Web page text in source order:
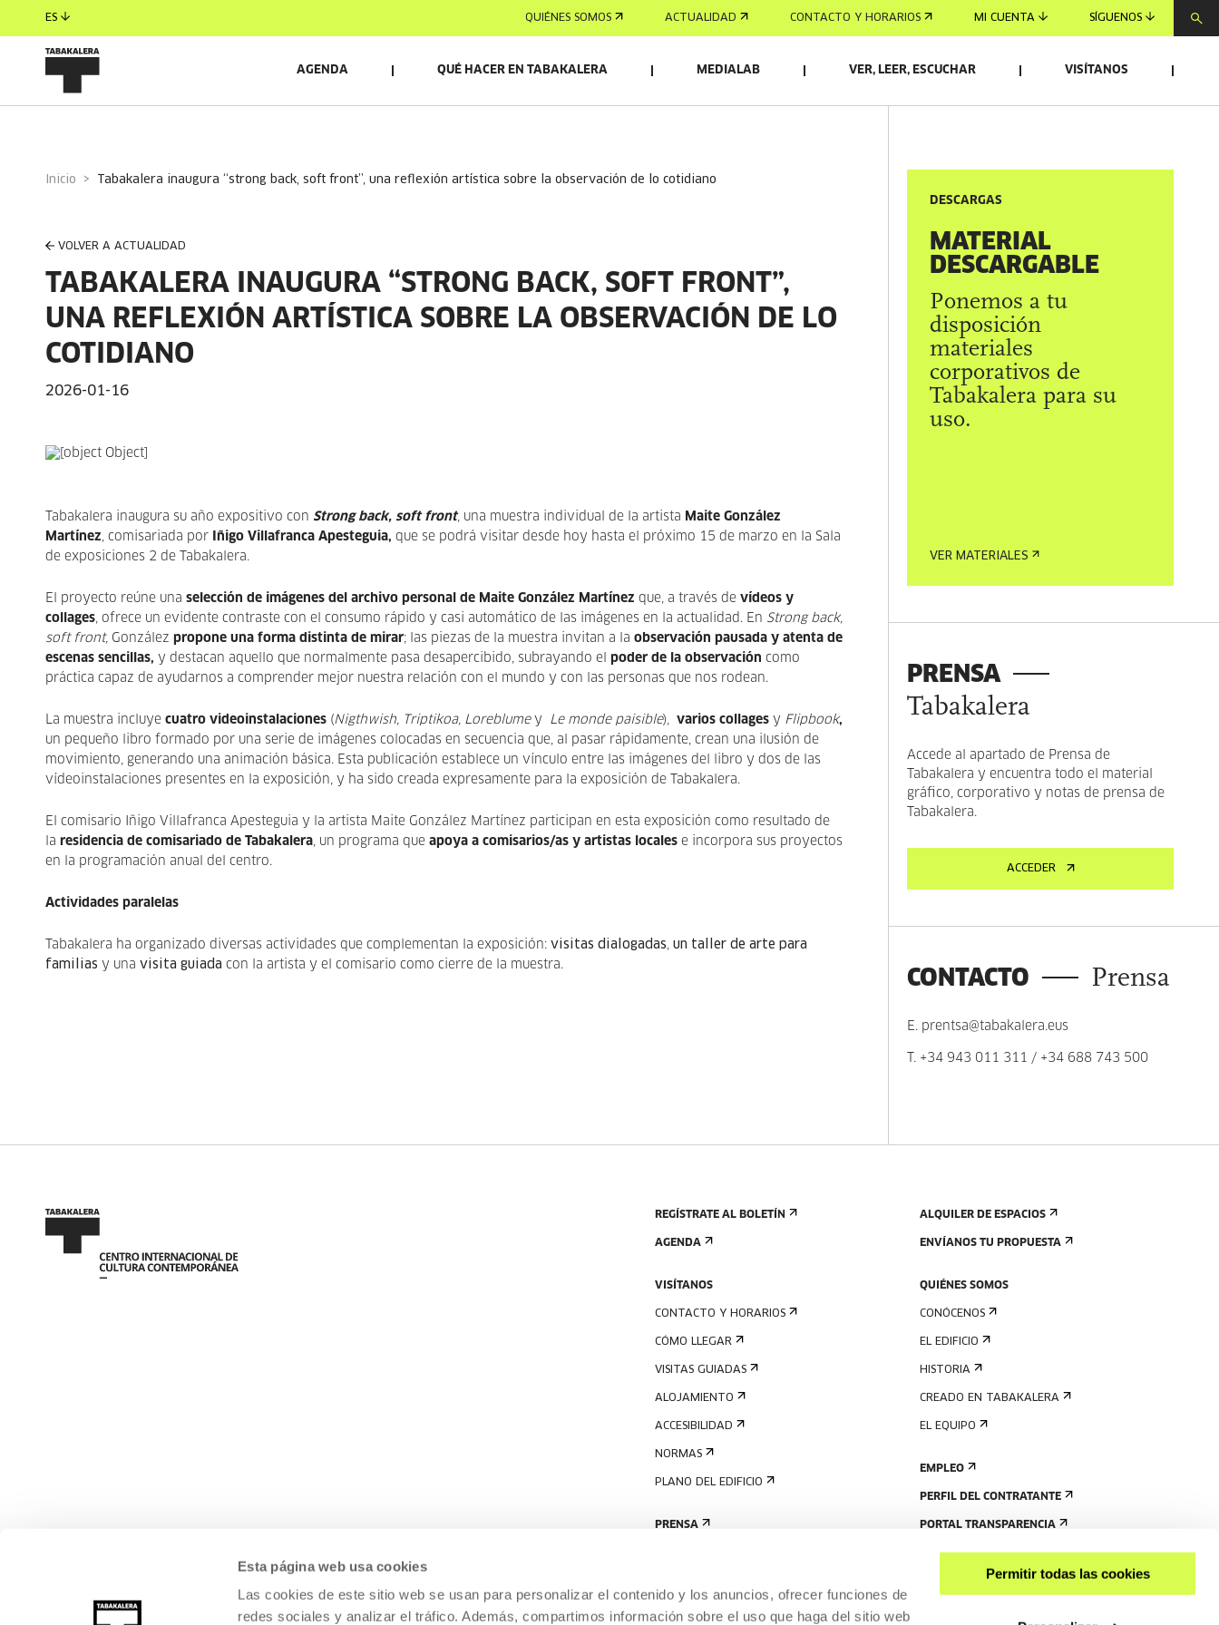
Esta página web usa cookies
Las cookies de este sitio web se usan para personalizar el contenido y los anuncios, ofrecer funciones de
redes sociales y analizar el tráfico. Además, compartimos información sobre el uso que haga del sitio web
Permitir todas las cookies
ES QUIÉNES SOMOS ACTUALIDAD CONTACTO Y HORARIOS MI CUENTA SÍGUENOS
AGENDA QUÉ HACER EN TABAKALERA MEDIALAB VER, LEER, ESCUCHAR VISÍTANOS
Inicio tabakalera inaugura “strong back, soft front”, una reflexión artística sobre la observación de lo cotidiano
VOLVER A ACTUALIDAD
TABAKALERA INAUGURA “STRONG BACK, SOFT FRONT”,
UNA REFLEXIÓN ARTÍSTICA SOBRE LA OBSERVACIÓN DE LO
COTIDIANO
2026-01-16
Tabakalera inaugura su año expositivo con Strong back, soft front, una muestra individual de la artista Maite González
Martínez, comisariada por Iñigo Villafranca Apesteguia, que se podrá visitar desde hoy hasta el próximo 15 de marzo en la Sala
de exposiciones 2 de Tabakalera.
El proyecto reúne una selección de imágenes del archivo personal de Maite González Martínez que, a través de vídeos y
collages, ofrece un evidente contraste con el consumo rápido y casi automático de las imágenes en la actualidad. En Strong back,
soft front, González propone una forma distinta de mirar; las piezas de la muestra invitan a la observación pausada y atenta de
escenas sencillas, y destacan aquello que normalmente pasa desapercibido, subrayando el poder de la observación como
práctica capaz de ayudarnos a comprender mejor nuestra relación con el mundo y con las personas que nos rodean.
La muestra incluye cuatro videoinstalaciones (Nigthwish, Triptikoa, Loreblume y Le monde paisible), varios collages y Flipbook,
un pequeño libro formado por una serie de imágenes colocadas en secuencia que, al pasar rápidamente, crean una ilusión de
movimiento, generando una animación básica. Esta publicación establece un vínculo entre las imágenes del libro y dos de las
vídeoinstalaciones presentes en la exposición, y ha sido creada expresamente para la exposición de Tabakalera.
El comisario Iñigo Villafranca Apesteguia y la artista Maite González Martínez participan en esta exposición como resultado de
la residencia de comisariado de Tabakalera, un programa que apoya a comisarios/as y artistas locales e incorpora sus proyectos
en la programación anual del centro.
Actividades paralelas
Tabakalera ha organizado diversas actividades que complementan la exposición: visitas dialogadas, un taller de arte para
familias y una visita guiada con la artista y el comisario como cierre de la muestra.
DESCARGAS
MATERIAL
DESCARGABLE
Ponemos a tu
disposición
materiales
corporativos de
Tabakalera para su
uso.
VER MATERIALES
PRENSA
Tabakalera
Accede al apartado de Prensa de
Tabakalera y encuentra todo el material
gráfico, corporativo y notas de prensa de
Tabakalera.
ACCEDER
CONTACTO Prensa
E. prentsa@tabakalera.eus
T. +34 943 011 311 / +34 688 743 500
REGÍSTRATE AL BOLETÍN
AGENDA
VISÍTANOS
CONTACTO Y HORARIOS
CÓMO LLEGAR
VISITAS GUIADAS
ALOJAMIENTO
ACCESIBILIDAD
NORMAS
PLANO DEL EDIFICIO
PRENSA
ALQUILER DE ESPACIOS
ENVÍANOS TU PROPUESTA
QUIÉNES SOMOS
CONÓCENOS
EL EDIFICIO
HISTORIA
CREADO EN TABAKALERA
EL EQUIPO
EMPLEO
PERFIL DEL CONTRATANTE
PORTAL TRANSPARENCIA